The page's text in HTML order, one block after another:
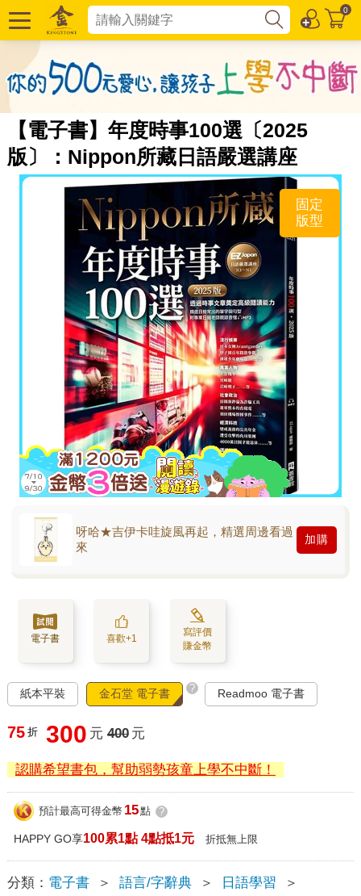
0
【電子書】年度時事100選〔2025
版〕：Nippon所藏日語嚴選講座
固定
版型
呀哈★吉伊卡哇旋風再起，精選周邊看過
來
加購
電子書 喜歡+1
寫評價
賺金幣
紙本平裝 金石堂 電子書 ? Readmoo 電子書
75 折 300 元 400 元
認購希望書包，幫助弱勢孩童上學不中斷！
預計最高可得金幣 15點 ?
HAPPY GO享100累1點 4點抵1元 折抵無上限
分類： 電子書 ＞ 語言/字辭典 ＞ 日語學習
＞